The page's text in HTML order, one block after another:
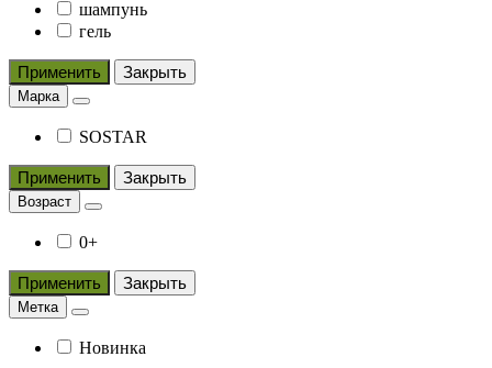
шампунь
гель
Применить Закрыть
Марка
SOSTAR
Применить Закрыть
Возраст
0+
Применить Закрыть
Метка
Новинка